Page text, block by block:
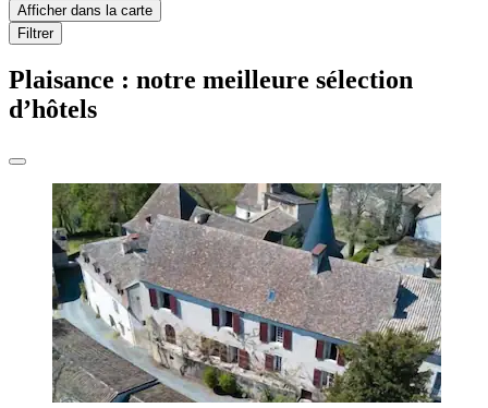
Afficher dans la carte
Filtrer
Plaisance : notre meilleure sélection
d’hôtels